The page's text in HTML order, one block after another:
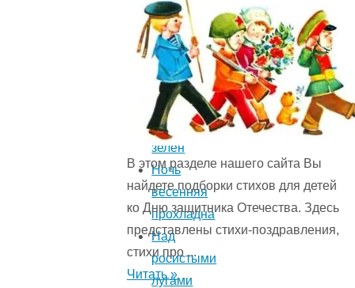
весенний
Как
мой
садик
свеж
и
зелен
Ночь
весенняя
прохладна
Над
росистыми
лугами
В этом разделе нашего сайта Вы
найдете подборки стихов для детей
ко Дню защитника Отечества. Здесь
представлены стихи-поздравления,
стихи про ...
Читать »